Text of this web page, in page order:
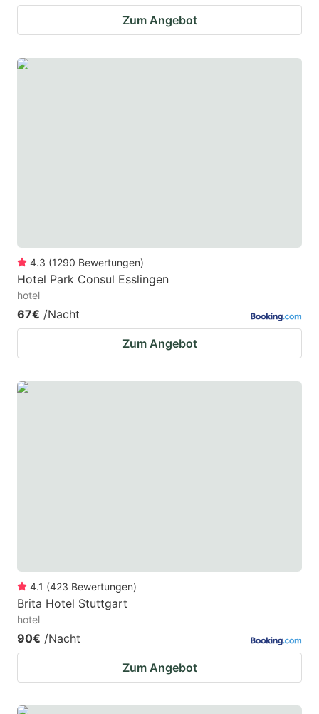
Zum Angebot
4.3 (1290 Bewertungen)
Hotel Park Consul Esslingen
hotel
67€ /Nacht
Zum Angebot
4.1 (423 Bewertungen)
Brita Hotel Stuttgart
hotel
90€ /Nacht
Zum Angebot